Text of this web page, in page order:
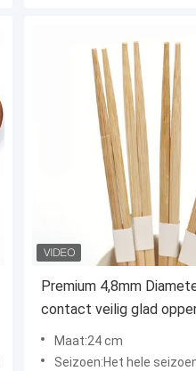
Premium 4,8mm
contact veilig glad
Bamboe hapstokjes Rikyu
hapstokjes
Maat:24 cm
Seizoen:Het hele